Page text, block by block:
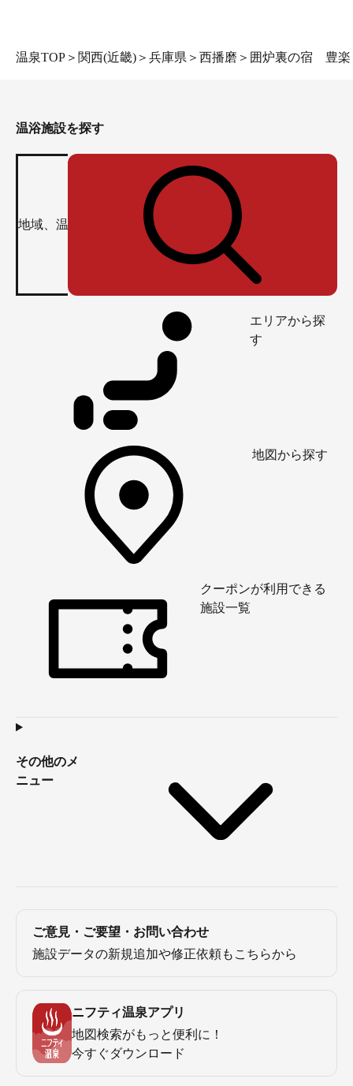
温泉TOP ＞ 関西(近畿) ＞ 兵庫県 ＞ 西播磨 ＞ 囲炉裏の宿 豊楽
温浴施設を探す
エリアから探
す
地図から探す
クーポンが利用できる
施設一覧
その他のメ
ニュー
ご意見・ご要望・お問い合わせ
施設データの新規追加や修正依頼もこちらから
ニフティ温泉アプリ
地図検索がもっと便利に！
今すぐダウンロード